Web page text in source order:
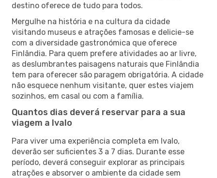
destino oferece de tudo para todos.
Mergulhe na história e na cultura da cidade
visitando museus e atrações famosas e delicie-se
com a diversidade gastronómica que oferece
Finlândia. Para quem prefere atividades ao ar livre,
as deslumbrantes paisagens naturais que Finlândia
tem para oferecer são paragem obrigatória. A cidade
não esquece nenhum visitante, quer estes viajem
sozinhos, em casal ou com a família.
Quantos dias deverá reservar para a sua
viagem a Ivalo
Para viver uma experiência completa em Ivalo,
deverão ser suficientes 3 a 7 dias. Durante esse
período, deverá conseguir explorar as principais
atrações e absorver o ambiente da cidade sem